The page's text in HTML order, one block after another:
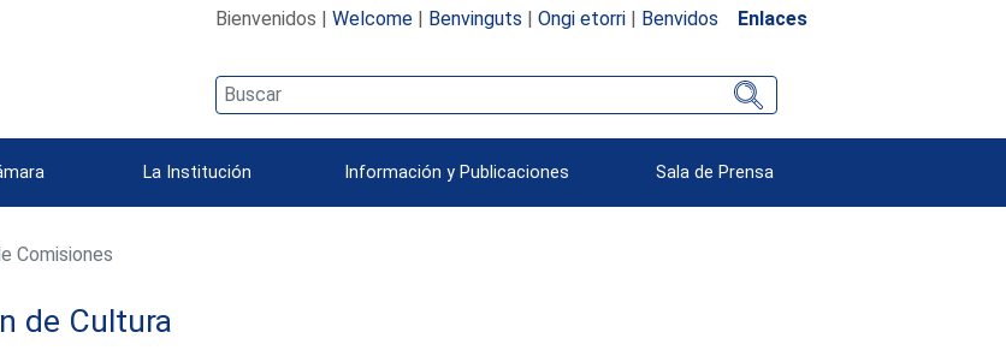
Bienvenidos | Welcome| Benvinguts | Ongi etorri| Benvidos Enlaces
La Institución Información y Publicaciones Sala de Prensa
Comisiones
de Cultura